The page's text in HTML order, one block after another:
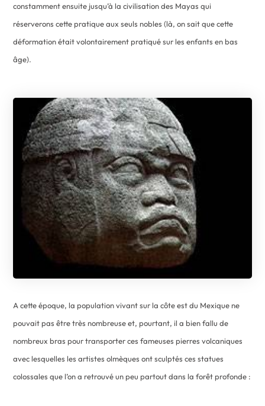
constamment ensuite jusqu’à la civilisation des Mayas qui
réserverons cette pratique aux seuls nobles (là, on sait que cette
déformation était volontairement pratiqué sur les enfants en bas
âge).
A cette époque, la population vivant sur la côte est du Mexique ne
pouvait pas être très nombreuse et, pourtant, il a bien fallu de
nombreux bras pour transporter ces fameuses pierres volcaniques
avec lesquelles les artistes olmèques ont sculptés ces statues
colossales que l’on a retrouvé un peu partout dans la forêt profonde :